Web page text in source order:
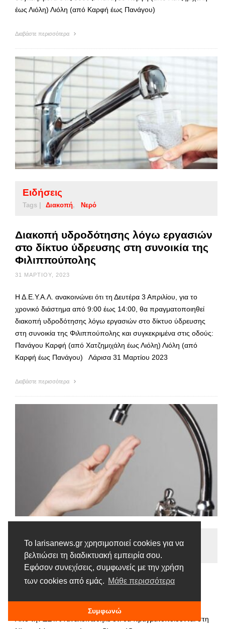
Το larisanews.gr χρησιμοποιεί cookies για να
βελτιώσει τη διαδικτυακή εμπειρία σου.
Εφόσον συνεχίσεις, συμφωνείς με την χρήση
των cookies από εμάς. Μάθε περισσότερα
Συμφωνώ
έως Λιόλη) Λιόλη (από Καρφή έως Πανάγου)
Διαβάστε περισσότερα
Ειδήσεις
Tags | Διακοπή Νερό
Διακοπή υδροδότησης λόγω εργασιών
στο δίκτυο ύδρευσης στη συνοικία της
Φιλιππούπολης
31 ΜΑΡΤΊΟΥ, 2023
Η Δ.Ε.Υ.Α.Λ. ανακοινώνει ότι τη Δευτέρα 3 Απριλίου, για το
χρονικό διάστημα από 9:00 έως 14:00, θα πραγματοποιηθεί
διακοπή υδροδότησης λόγω εργασιών στο δίκτυο ύδρευσης
στη συνοικία της Φιλιππούπολης και συγκεκριμένα στις οδούς:
Πανάγου Καρφή (από Χατζημιχάλη έως Λιόλη) Λιόλη (από
Καρφή έως Πανάγου) Λάρισα 31 Μαρτίου 2023
Διαβάστε περισσότερα
Ειδήσεις
Tags | Διακοπή Νερό
Διακοπή Νερού στη Νίκαια
Από την ΔΕΥΑΛ ανακοινώθηκε ότι θα πραγματοποιούνται στη